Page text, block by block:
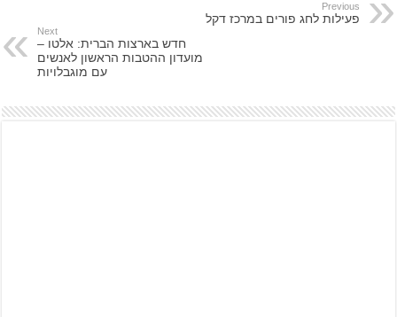
Previous
פעילות לחג פורים במרכז דקל
Next
חדש בארצות הברית: אלטו –
מועדון ההטבות הראשון לאנשים
עם מוגבלויות